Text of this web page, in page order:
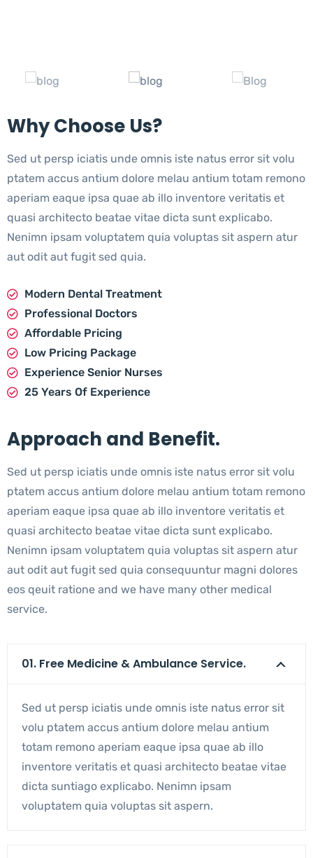
Why Choose Us?
Sed ut persp iciatis unde omnis iste natus error sit volu
ptatem accus antium dolore melau antium totam remono
aperiam eaque ipsa quae ab illo inventore veritatis et
quasi architecto beatae vitae dicta sunt explicabo.
Nenimn ipsam voluptatem quia voluptas sit aspern atur
aut odit aut fugit sed quia.
Modern Dental Treatment
Professional Doctors
Affordable Pricing
Low Pricing Package
Experience Senior Nurses
25 Years Of Experience
Approach and Benefit.
Sed ut persp iciatis unde omnis iste natus error sit volu
ptatem accus antium dolore melau antium totam remono
aperiam eaque ipsa quae ab illo inventore veritatis et
quasi architecto beatae vitae dicta sunt explicabo.
Nenimn ipsam voluptatem quia voluptas sit aspern atur
aut odit aut fugit sed quia consequuntur magni dolores
eos qeuit ratione and we have many other medical
service.
01. Free Medicine & Ambulance Service.
Sed ut persp iciatis unde omnis iste natus error sit
volu ptatem accus antium dolore melau antium
totam remono aperiam eaque ipsa quae ab illo
inventore veritatis et quasi architecto beatae vitae
dicta suntiago explicabo. Nenimn ipsam
voluptatem quia voluptas sit aspern.